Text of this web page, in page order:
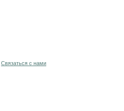
Связаться с нами